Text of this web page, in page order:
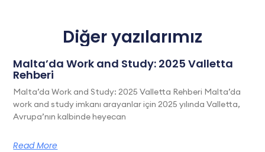
Diğer yazılarımız
Malta’da Work and Study: 2025 Valletta
Rehberi
Malta’da Work and Study: 2025 Valletta Rehberi Malta’da
work and study imkanı arayanlar için 2025 yılında Valletta,
Avrupa’nın kalbinde heyecan
Read More